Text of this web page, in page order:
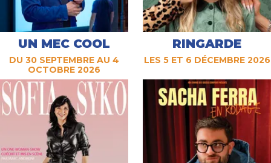
UN MEC COOL
DU 30 SEPTEMBRE AU 4
OCTOBRE 2026
RINGARDE
LES 5 ET 6 DÉCEMBRE 2026